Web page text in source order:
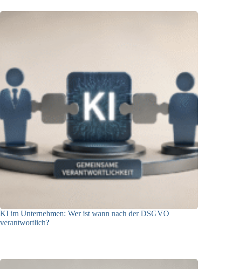
KI im Unternehmen: Wer ist wann nach der DSGVO
verantwortlich?